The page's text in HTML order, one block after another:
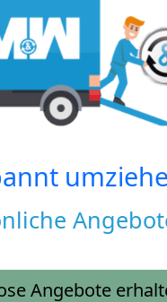
Angebote